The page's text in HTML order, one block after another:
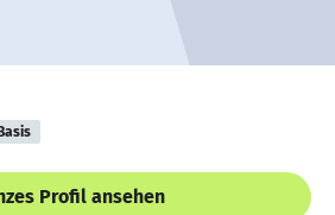
Profil ansehen